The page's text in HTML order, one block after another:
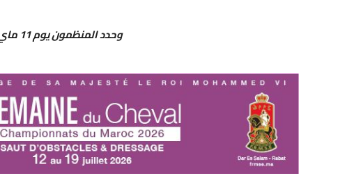
​وحدد المنظمون يوم 11 ماي المقبل موعداً للإعلان الرسمي عن الفائز.